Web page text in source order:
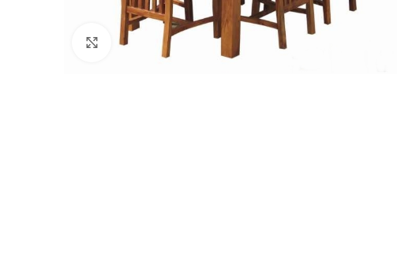
Click to enlarge